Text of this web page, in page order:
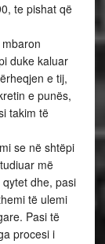
te pishat që
duke kaluar
e tij,
e punës,
takim të
se në shtëpi
më
dhe, pasi
të ulemi
Pasi të
procesi i